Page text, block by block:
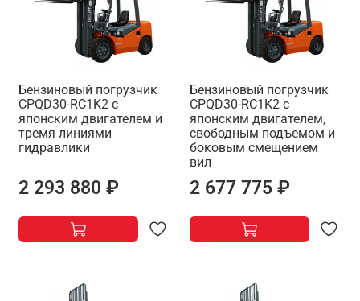
Бензиновый погрузчик
CPQD30-RC1K2 с
японским двигателем и
тремя линиями
гидравлики
2 293 880 ₽
Бензиновый погрузчик
CPQD30-RC1K2 с
японским двигателем,
свободным подъемом и
боковым смещением
вил
2 677 775 ₽